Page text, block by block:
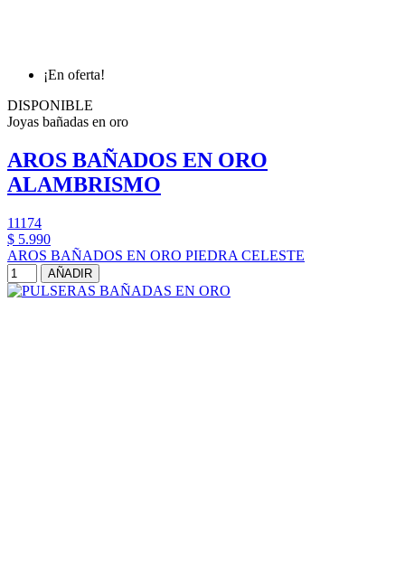
¡En oferta!
DISPONIBLE
Joyas bañadas en oro
AROS BAÑADOS EN ORO
ALAMBRISMO
11174
$ 5.990
AROS BAÑADOS EN ORO PIEDRA CELESTE
AÑADIR